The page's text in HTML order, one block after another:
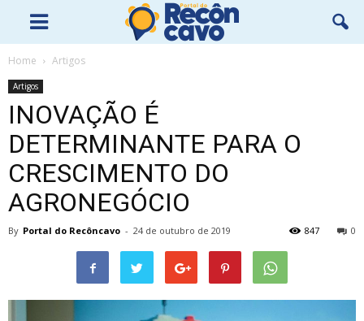
Home Artigos
Artigos
INOVAÇÃO É
DETERMINANTE PARA O
CRESCIMENTO DO
AGRONEGÓCIO
By Portal do Recôncavo - 24 de outubro de 2019 0
847